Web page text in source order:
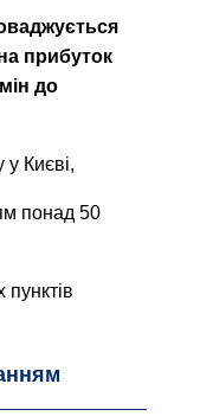
прибуток
до
Києві,
понад 50